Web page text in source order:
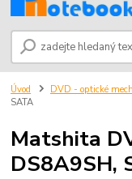
Úvod DVD - optické
SATA
Matshita
DS8A9SH,